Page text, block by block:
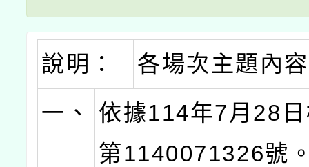
說明：
各場次主題內
一、
依據114年7月28
第1140071326號